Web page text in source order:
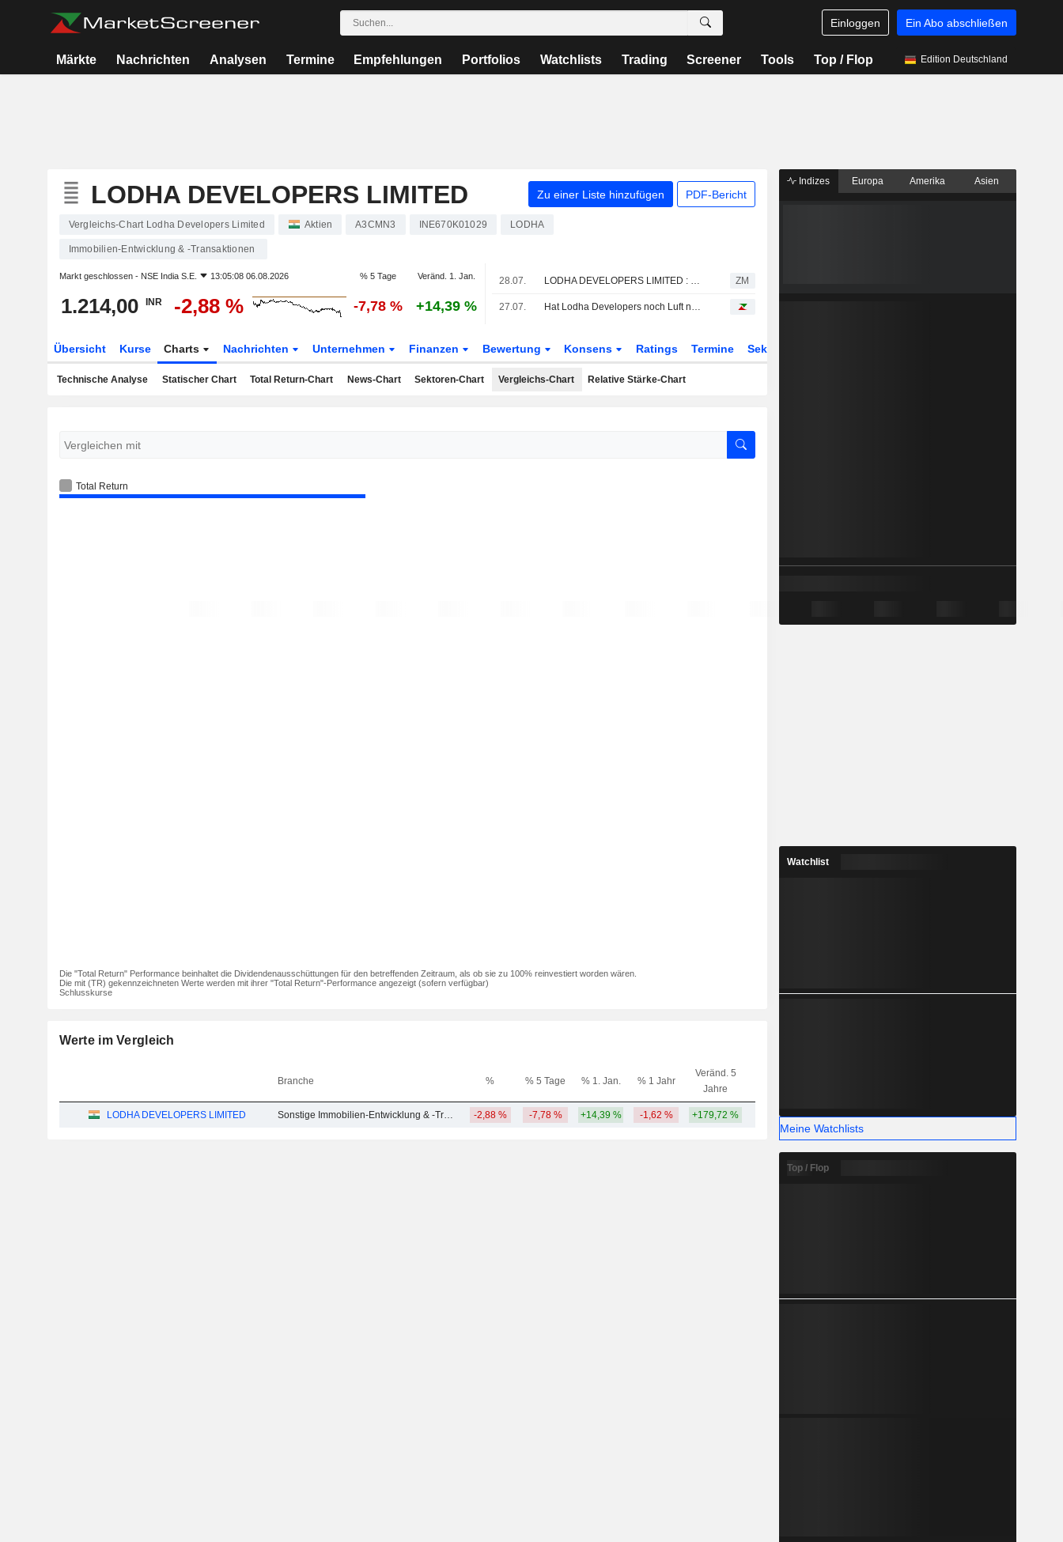
Einloggen Ein Abo abschließen
Märkte Nachrichten Analysen Termine Empfehlungen Portfolios Watchlists Trading Screener Tools Top / Flop Edition Deutschland
LODHA DEVELOPERS LIMITED Zu einer Liste hinzufügen PDF-Bericht
Vergleichs-Chart Lodha Developers Limited Aktien A3CMN3 INE670K01029 LODHA
Immobilien-Entwicklung & -Transaktionen
Markt geschlossen - NSE India S.E. 13:05:08 06.08.2026 % 5 Tage Veränd. 1. Jan.
1.214,00 INR -2,88 % -7,78 % +14,39 %
28.07. LODHA DEVELOPERS LIMITED : Nomura gibt eine Kauf-Bewertung ab ZM
27.07. Hat Lodha Developers noch Luft nach oben?
Übersicht Kurse Charts Nachrichten Unternehmen Finanzen Bewertung Konsens Ratings Termine Sektor
Technische Analyse Statischer Chart Total Return-Chart News-Chart Sektoren-Chart Vergleichs-Chart Relative Stärke-Chart
Total Return
Die "Total Return" Performance beinhaltet die Dividendenausschüttungen für den betreffenden Zeitraum, als ob sie zu 100% reinvestiert worden wären.
Die mit (TR) gekennzeichneten Werte werden mit ihrer "Total Return"-Performance angezeigt (sofern verfügbar)
Schlusskurse
Werte im Vergleich
Branche % % 5 Tage % 1. Jan. % 1 Jahr
Veränd. 5
Jahre
LODHA DEVELOPERS LIMITED Sonstige Immobilien-Entwicklung & -Transaktionen -2,88 % -7,78 % +14,39 % -1,62 % +179,72 % 13,13 Mrd.
Indizes Europa Amerika Asien
Watchlist
Meine Watchlists
Top / Flop